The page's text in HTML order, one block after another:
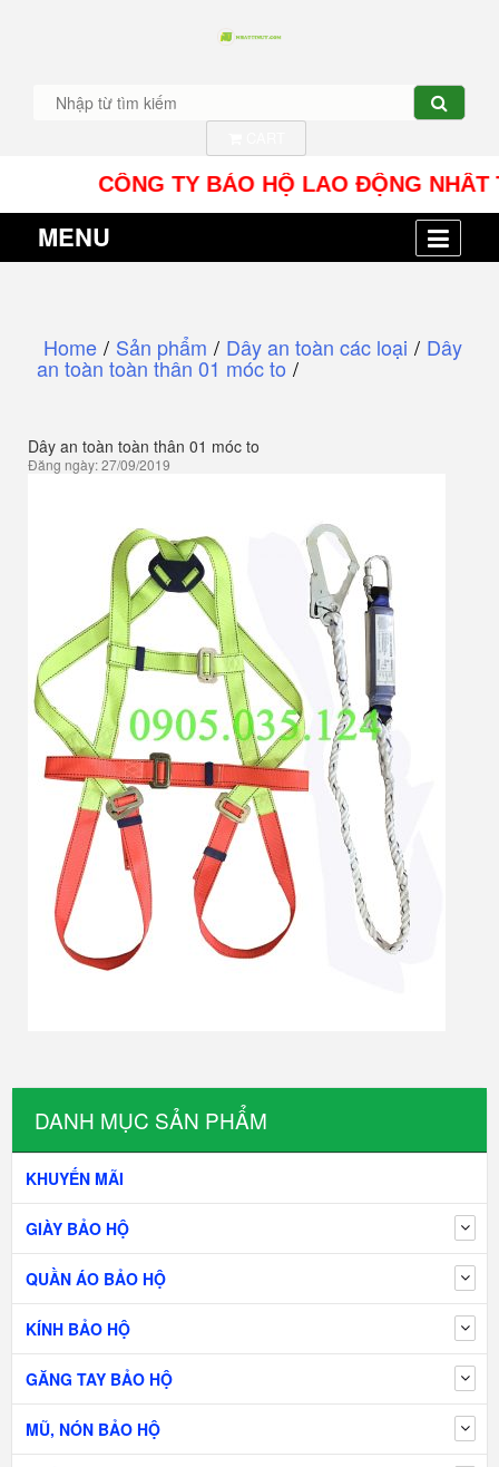
CÔNG TY BẢO HỘ LAO ĐỘNG NHÂT
MENU
DANH MỤC SẢN PHẨM
KHUYẾN MÃI
GIÀY BẢO HỘ
QUẦN ÁO BẢO HỘ
KÍNH BẢO HỘ
GĂNG TAY BẢO HỘ
MŨ, NÓN BẢO HỘ
Home / Sản phẩm / Dây an toàn các loại / Dây
an toàn toàn thân 01 móc to /
Dây an toàn toàn thân 01 móc to
Đăng ngày: 27/09/2019